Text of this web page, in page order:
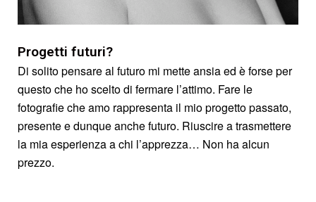
Progetti futuri?
Di solito pensare al futuro mi mette ansia ed è forse per
questo che ho scelto di fermare l’attimo. Fare le
fotografie che amo rappresenta il mio progetto passato,
presente e dunque anche futuro. Riuscire a trasmettere
la mia esperienza a chi l’apprezza… Non ha alcun
prezzo.